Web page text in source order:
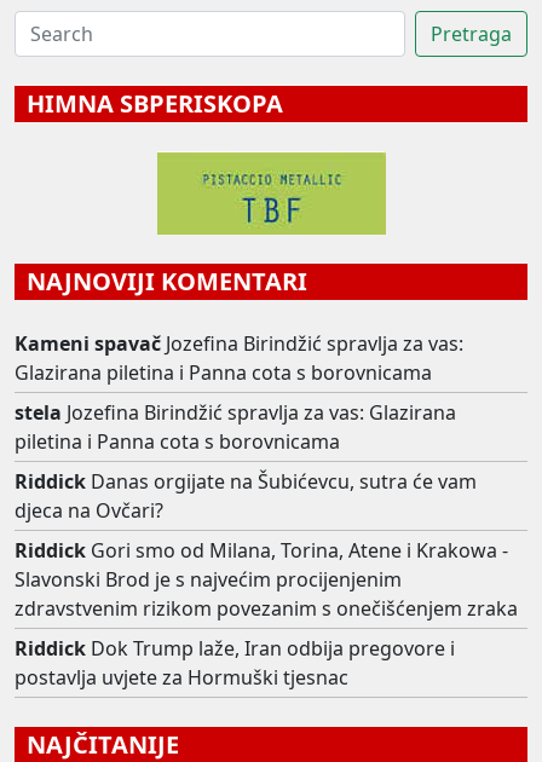
HIMNA SBPERISKOPA
NAJNOVIJI KOMENTARI
Kameni spavač Jozefina Birindžić spravlja za vas:
Glazirana piletina i Panna cota s borovnicama
stela Jozefina Birindžić spravlja za vas: Glazirana
piletina i Panna cota s borovnicama
Riddick Danas orgijate na Šubićevcu, sutra će vam
djeca na Ovčari?
Riddick Gori smo od Milana, Torina, Atene i Krakowa -
Slavonski Brod je s najvećim procijenjenim
zdravstvenim rizikom povezanim s onečišćenjem zraka
Riddick Dok Trump laže, Iran odbija pregovore i
postavlja uvjete za Hormuški tjesnac
NAJČITANIJE